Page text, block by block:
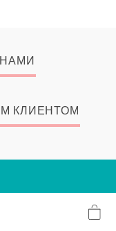
КЛИЕНТОМ
reserved